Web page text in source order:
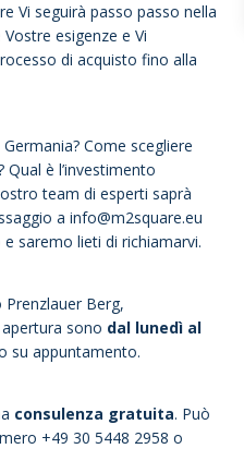
Vi seguirà passo passo nella
esigenze e Vi
di acquisto fino alla
Come scegliere
è l’investimento
team di esperti saprà
a info@m2square.eu
saremo lieti di richiamarvi.
Berg,
sono dal lunedì al
su appuntamento.
consulenza gratuita. Può
+49 30 5448 2958 o